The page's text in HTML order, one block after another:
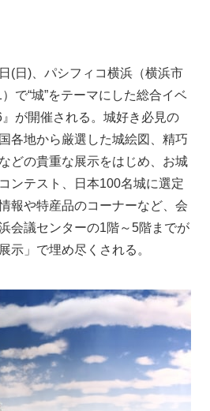
(日)、パシフィコ横浜（横浜市
で“城”をテーマにした総合イベ
が開催される。城好き必見の
各地から厳選した城絵図、精巧
どの貴重な展示をはじめ、お城
ンテスト、日本100名城に選定
報や特産品のコーナーなど、会
会議センターの1階～5階までが
示」で埋め尽くされる。